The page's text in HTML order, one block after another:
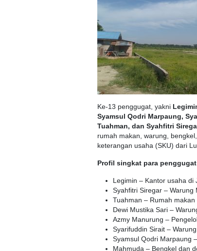
Ke-13 penggugat, yakni
Syamsul Qodri Marpaung,
Tuahman, dan Syahfitri
rumah makan, warung,
keterangan usaha (SKU) dari
Profil singkat para
Legimin – Kantor usaha di
Syahfitri Siregar – Warung
Tuahman – Rumah makan
Dewi Mustika Sari –
Azmy Manurung –
Syarifuddin Sirait –
Syamsul Qodri Marpaung
Mahmuda – Bengkel dan